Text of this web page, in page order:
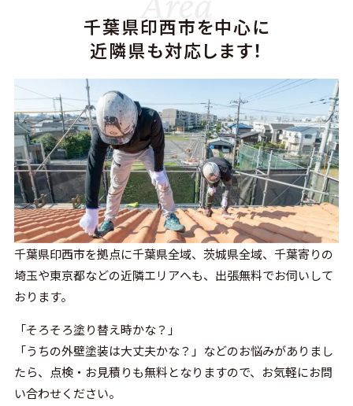
千葉県印西市を中心に
近隣県も対応します！
千葉県印西市を拠点に千葉県全域、茨城県全域、千葉寄りの
埼玉や東京都などの近隣エリアへも、出張無料でお伺いして
おります。
「そろそろ塗り替え時かな？」
「うちの外壁塗装は大丈夫かな？」などのお悩みがありまし
たら、点検・お見積りも無料となりますので、お気軽にお問
い合わせください。